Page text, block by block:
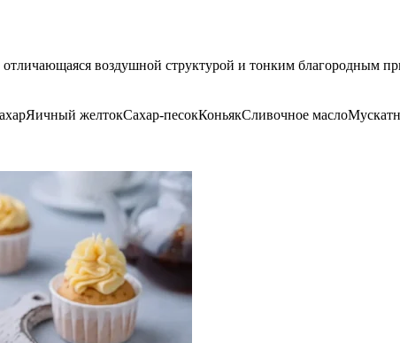
воздушной структурой и тонким благородным
Яичный желтокСахар-песокКоньякСливочное масло